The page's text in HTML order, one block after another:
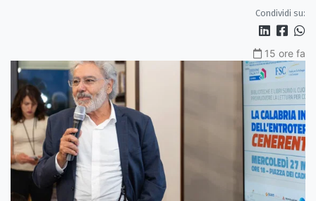
Condividi su:
15 ore fa